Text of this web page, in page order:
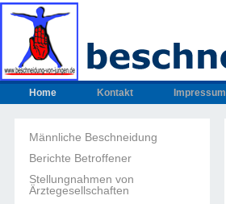
Home Kontakt Impressum
Männliche Beschneidung
Berichte Betroffener
Stellungnahmen von
Ärztegesellschaften